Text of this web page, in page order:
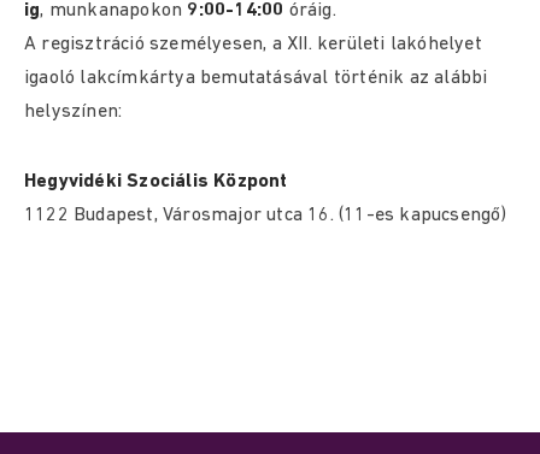
ig, munkanapokon 9:00-14:00 óráig.
A regisztráció személyesen, a XII. kerületi lakóhelyet
igaoló lakcímkártya bemutatásával történik az alábbi
helyszínen:
Hegyvidéki Szociális Központ
1122 Budapest, Városmajor utca 16. (11-es kapucsengő)